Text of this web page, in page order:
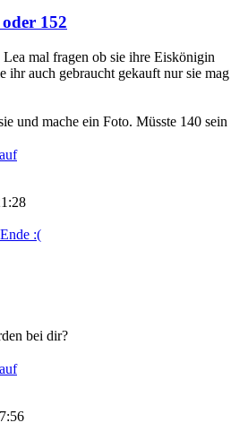
152
mal fragen ob sie ihre Eiskönigin
ihr auch gebraucht gekauft nur sie mag
und mache ein Foto. Müsste 140 sein
:(
bei dir?